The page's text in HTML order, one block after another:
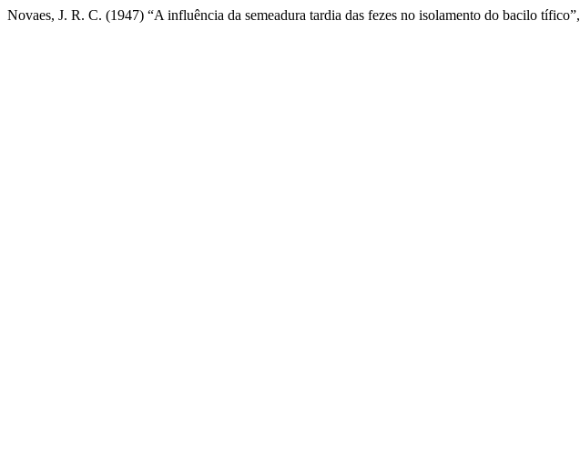
Novaes, J. R. C. (1947) “A influência da semeadura tardia das fezes no isolamento do bacilo tífico”,